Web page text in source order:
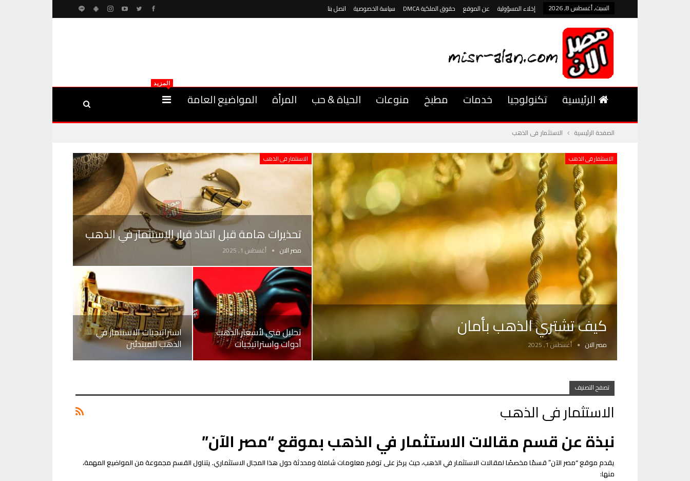
السبت, أغسطس 8, 2026 إخلاء المسؤولية عن الموقع حقوق الملكية DMCA سياسة الخصوصية اتصل بنا
الرئيسية تكنولوجيا خدمات مطبخ منوعات الحياة & حب المرأة المواضيع العامة
المزيد
الصفحة الرئيسية الاستثمار فى الذهب
الاستثمار فى الذهب
كيف تشتري الذهب بأمان
مصر الان أغسطس 1, 2025
الاستثمار فى الذهب
تحذيرات هامة قبل اتخاذ قرار الاستثمار في الذهب
مصر الان أغسطس 1, 2025
تحليل فني لأسعار الذهب
أدوات واستراتيجيات
استراتيجيات الاستثمار في
الذهب للمبتدئين
تصفح التصنيف
الاستثمار فى الذهب
نبذة عن قسم مقالات الاستثمار في الذهب بموقع “مصر الآن”
يقدم موقع “مصر الآن” قسمًا مخصصًا لمقالات الاستثمار في الذهب، حيث يركز على توفير معلومات شاملة ومحدثة حول هذا المجال الاستثماري. يتناول القسم مجموعة من المواضيع المهمة،
منها: